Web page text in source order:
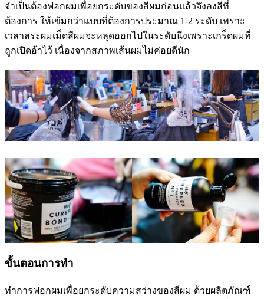
จำเป็นต้องฟอกผมเพื่อยกระดับของสีผมก่อนแล้วจึงลงสีที่
ต้องการ ให้เข้มกว่าแบบที่ต้องการประมาณ 1-2 ระดับ เพราะ
เวลาสระผมเม็ดสีผมจะหลุดออกไปในระดับนึงเพราะเกร็ดผมที่
ถูกเปิดอ้าไว้ เนื่องจากสภาพเส้นผมไม่ค่อยดีนัก
ขั้นตอนการทำ
ทำการฟอกผมเพื่อยกระดับความสว่างของสีผม ด้วยผลิตภัณฑ์